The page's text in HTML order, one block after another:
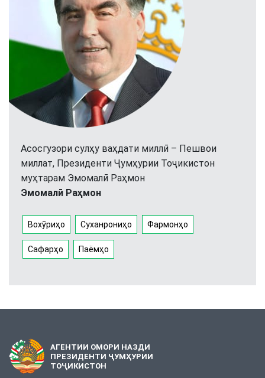
Асосгузори сулҳу ваҳдати миллӣ – Пешвои
миллат, Президенти Ҷумҳурии Тоҷикистон
муҳтарам Эмомалӣ Раҳмон
Эмомалӣ Раҳмон
Вохӯриҳо Суханрониҳо Фармонҳо
Сафарҳо Паёмҳо
АГЕНТИИ ОМОРИ НАЗДИ
ПРЕЗИДЕНТИ ҶУМҲУРИИ
ТОҶИКИСТОН